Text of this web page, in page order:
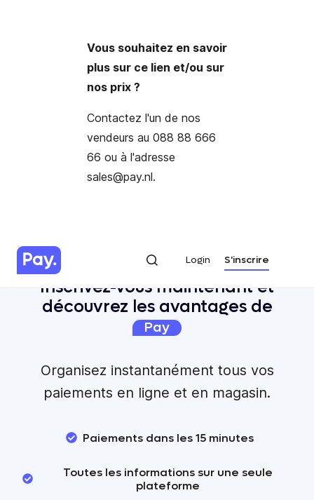
Vous souhaitez en savoir
plus sur ce lien et/ou sur
nos prix ?
Contactez l'un de nos
vendeurs au 088 88 666
66 ou à l'adresse
sales@pay.nl.
Login S'inscrire
Login S'inscrire
Inscrivez-vous maintenant et
découvrez les avantages de
Pay
Organisez instantanément tous vos
paiements en ligne et en magasin.
Paiements dans les 15 minutes
Toutes les informations sur une seule
plateforme